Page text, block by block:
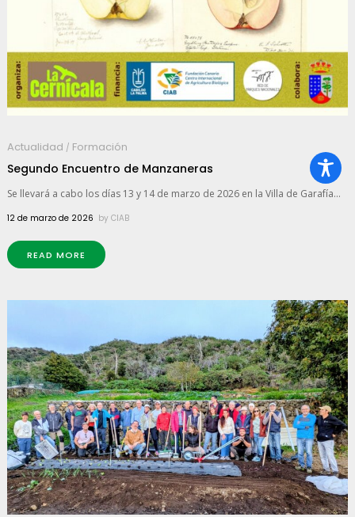
Actualidad / Formación
Segundo Encuentro de Manzaneras
Se llevará a cabo los días 13 y 14 de marzo de 2026 en la Villa de Garafía...
12 de marzo de 2026 by CIAB
READ MORE